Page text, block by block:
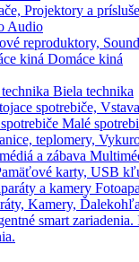
Projektory a
Audio
reproduktory,
Domáce kiná
Biela technika
spotrebiče,
Malé
teplomery,
karty, USB
Kamery,